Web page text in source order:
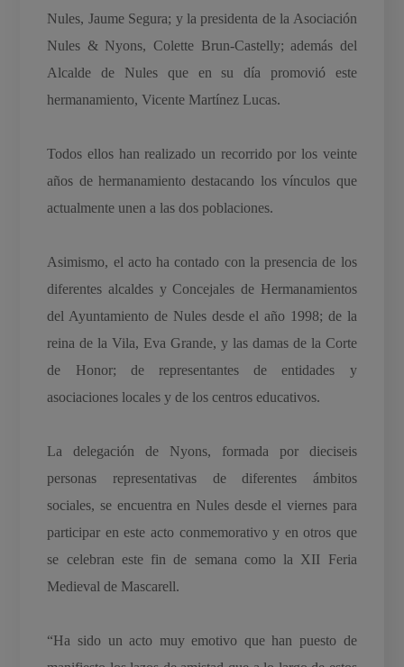
Nules, Jaume Segura; y la presidenta de la Asociación
Nules & Nyons, Colette Brun-Castelly; además del
Alcalde de Nules que en su día promovió este
hermanamiento, Vicente Martínez Lucas.
Todos ellos han realizado un recorrido por los veinte
años de hermanamiento destacando los vínculos que
actualmente unen a las dos poblaciones.
Asimismo, el acto ha contado con la presencia de los
diferentes alcaldes y Concejales de Hermanamientos
del Ayuntamiento de Nules desde el año 1998; de la
reina de la Vila, Eva Grande, y las damas de la Corte
de Honor; de representantes de entidades y
asociaciones locales y de los centros educativos.
La delegación de Nyons, formada por dieciseis
personas representativas de diferentes ámbitos
sociales, se encuentra en Nules desde el viernes para
participar en este acto conmemorativo y en otros que
se celebran este fin de semana como la XII Feria
Medieval de Mascarell.
“Ha sido un acto muy emotivo que han puesto de